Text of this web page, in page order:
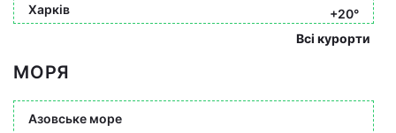
Харків
+20°
Всі курорти
МОРЯ
Азовське море